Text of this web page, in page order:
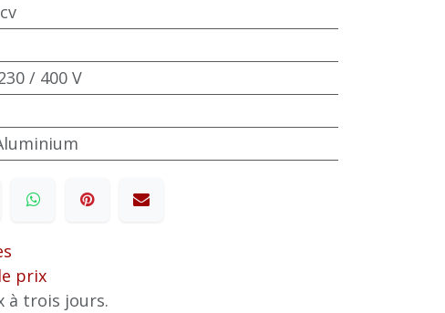
/ 400 V
prix
à trois jours.